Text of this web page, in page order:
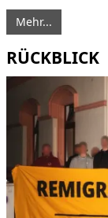
Mehr...
RÜCKBLICK